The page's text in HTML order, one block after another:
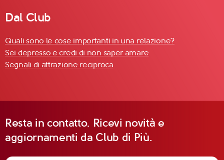
Dal Club
Quali sono le cose importanti in una relazione?
Sei depresso e credi di non saper amare
Segnali di attrazione reciproca
Resta in contatto. Ricevi novità e
aggiornamenti da Club di Più.